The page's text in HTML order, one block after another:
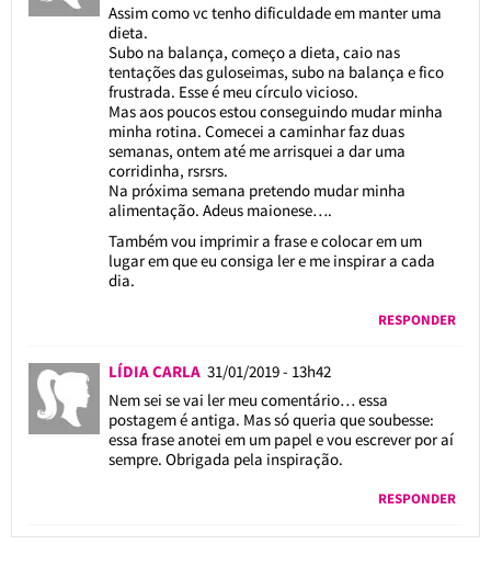
Assim como vc tenho dificuldade em manter uma
dieta.
Subo na balança, começo a dieta, caio nas
tentações das guloseimas, subo na balança e fico
frustrada. Esse é meu círculo vicioso.
Mas aos poucos estou conseguindo mudar minha
minha rotina. Comecei a caminhar faz duas
semanas, ontem até me arrisquei a dar uma
corridinha, rsrsrs.
Na próxima semana pretendo mudar minha
alimentação. Adeus maionese….
Também vou imprimir a frase e colocar em um
lugar em que eu consiga ler e me inspirar a cada
dia.
RESPONDER
LÍDIA CARLA 31/01/2019 - 13h42
Nem sei se vai ler meu comentário… essa
postagem é antiga. Mas só queria que soubesse:
essa frase anotei em um papel e vou escrever por aí
sempre. Obrigada pela inspiração.
RESPONDER